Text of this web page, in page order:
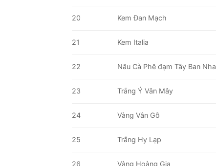
20 Kem Đan Mạch
21 Kem Italia
22 Nâu Cà Phê đạm Tây Ban Nha
23 Trắng Ý Vân Mây
24 Vàng Vân Gỗ
25 Trắng Hy Lạp
26 Vàng Hoàng Gia